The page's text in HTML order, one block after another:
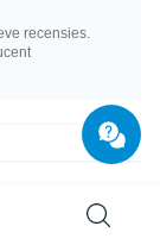
recensies.